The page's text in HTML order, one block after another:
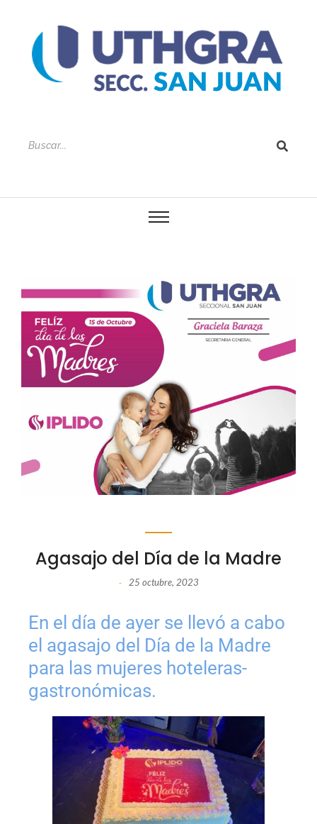
Agasajo del Día de la Madre
- 25 octubre, 2023
En el día de ayer se llevó a cabo
el agasajo del Día de la Madre
para las mujeres hoteleras-
gastronómicas.